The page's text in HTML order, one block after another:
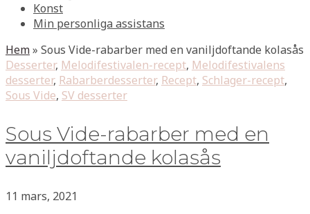
Konst
Min personliga assistans
Hem» Sous Vide-rabarber med en vaniljdoftande kolasås
Desserter, Melodifestivalen-recept, Melodifestivalens
desserter, Rabarberdesserter, Recept, Schlager-recept,
Sous Vide, SV desserter
Sous Vide-rabarber med en
vaniljdoftande kolasås
11 mars, 2021